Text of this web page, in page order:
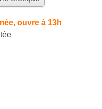
ouvre à 13h